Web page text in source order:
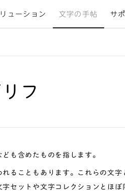
ューション 文字の手帖 サ
フ
も含めたものを指します。
ることもあります。これらの文字
セットや文字コレクションとほぼ